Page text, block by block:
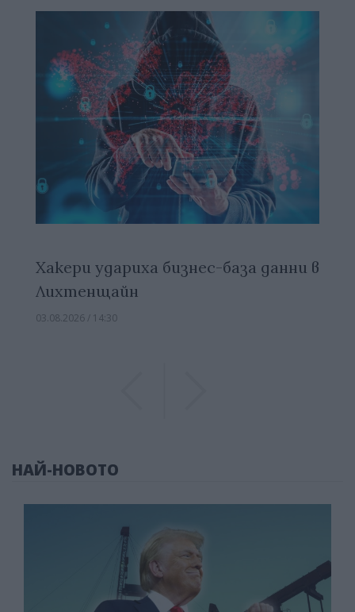
Хакери удариха бизнес-база данни в
Лихтенщайн
03.08.2026 / 14:30
НАЙ-НОВОТО